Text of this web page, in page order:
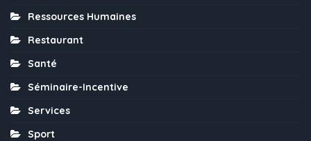
Ressources Humaines
Restaurant
Santé
Séminaire-Incentive
Services
Sport